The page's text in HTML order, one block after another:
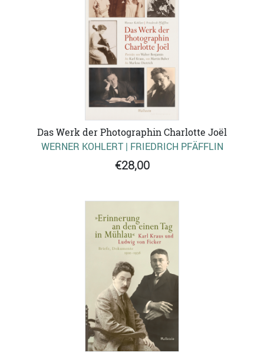
Das Werk der Photographin Charlotte Joël
WERNER KOHLERT | FRIEDRICH PFÄFFLIN
€28,00